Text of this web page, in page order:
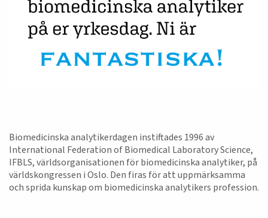
Biomedicinska analytikerdagen instiftades 1996 av
International Federation of Biomedical Laboratory Science,
IFBLS, världsorganisationen för biomedicinska analytiker, på
världskongressen i Oslo. Den firas för att uppmärksamma
och sprida kunskap om biomedicinska analytikers profession.